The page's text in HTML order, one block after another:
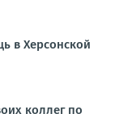
в Херсонской
коллег по